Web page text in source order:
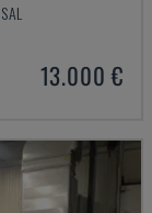
13.000 €